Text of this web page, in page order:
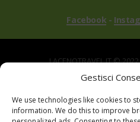
Gestisci
We use technologies like cookies to
information. We do this to improve
Facebook -
LACENOTRAVEL.IT ©
via Alle Mandrie, 83043
Powered byTreeWeb
Contatti |